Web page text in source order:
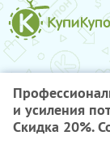
и усиления
Скидка 20%.